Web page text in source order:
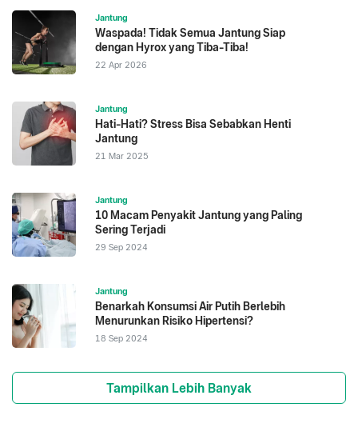
Jantung
Waspada! Tidak Semua Jantung Siap
dengan Hyrox yang Tiba-Tiba!
22 Apr 2026
Jantung
Hati-Hati? Stress Bisa Sebabkan Henti
Jantung
21 Mar 2025
Jantung
10 Macam Penyakit Jantung yang Paling
Sering Terjadi
29 Sep 2024
Jantung
Benarkah Konsumsi Air Putih Berlebih
Menurunkan Risiko Hipertensi?
18 Sep 2024
Tampilkan Lebih Banyak